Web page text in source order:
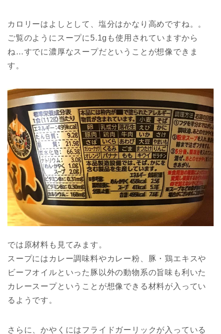
カロリーはよしとして、塩分はかなり高めですね。。
ご覧のようにスープに5.1gも使用されていますから
ね…すでに濃厚なスープだということが想像できま
す。
では原材料も見てみます。
スープにはカレー調味料やカレー粉、豚・鶏エキスや
ビーフオイルといった豚以外の動物系の旨味も利いた
カレースープということが想像できる材料が入ってい
るようです。
さらに、かやくにはフライドガーリックが入っている